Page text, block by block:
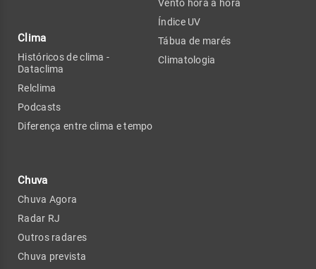
Clima
Históricos de clima -
Dataclima
Relclima
Podcasts
Diferença entre clima e tempo
Chuva
Chuva Agora
Radar RJ
Outros radares
Chuva prevista
Vento hora a hora
Índice UV
Tábua de marés
Climatologia